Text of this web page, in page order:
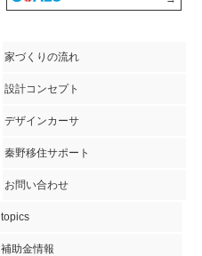
家づくりの流れ
設計コンセプト
デザインカーサ
秦野移住サポート
お問い合わせ
topics
補助金情報